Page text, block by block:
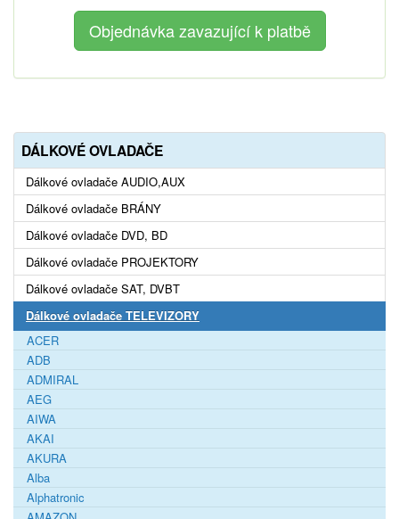
DÁLKOVÉ OVLADAČE
Dálkové ovladače AUDIO,AUX
Dálkové ovladače BRÁNY
Dálkové ovladače DVD, BD
Dálkové ovladače PROJEKTORY
Dálkové ovladače SAT, DVBT
Dálkové ovladače TELEVIZORY
ACER
ADB
ADMIRAL
AEG
AIWA
AKAI
AKURA
Alba
Alphatronic